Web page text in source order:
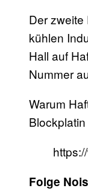
Der
kühlen
Hall auf
Nummer
Warum
Folge